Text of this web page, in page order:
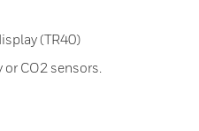
(TR40)
CO2 sensors.